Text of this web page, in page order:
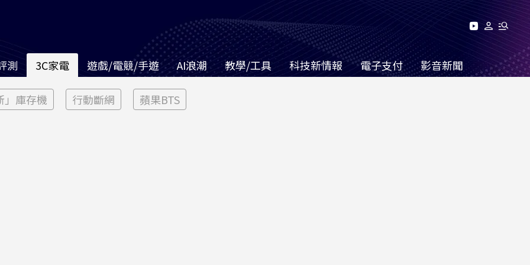
測 3C家電 遊戲/電競/手遊 AI浪潮 教學/工具 科技新情報 電子支付 影音新聞
」庫存機 行動斷網 蘋果BTS